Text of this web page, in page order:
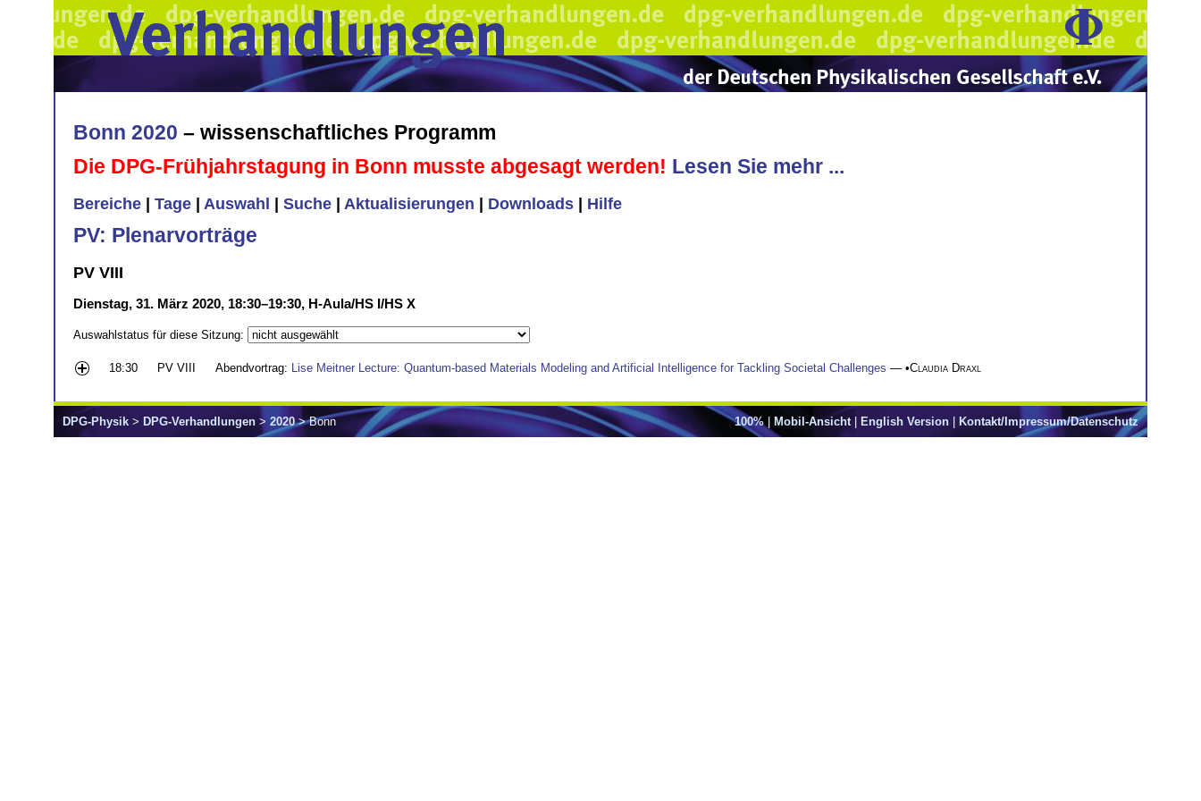
Bonn 2020 – wissenschaftliches Programm
Die DPG-Frühjahrstagung in Bonn musste abgesagt werden! Lesen Sie mehr ...
Bereiche | Tage | Auswahl | Suche | Aktualisierungen | Downloads | Hilfe
PV: Plenarvorträge
PV VIII
Dienstag, 31. März 2020, 18:30–19:30, H-Aula/HS I/HS X
Auswahlstatus für diese Sitzung:
18:30 PV VIII Abendvortrag: Lise Meitner Lecture: Quantum-based Materials Modeling and Artificial Intelligence for Tackling Societal Challenges — •Claudia Draxl
100%| Mobil-Ansicht| English Version Kontakt/Impressum/Datenschutz
DPG-Physik > DPG-Verhandlungen > 2020> Bonn